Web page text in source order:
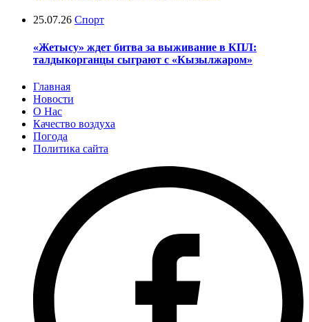
25.07.26 Спорт
«Жетысу» ждет битва за выживание в КПЛ:
талдыкорганцы сыграют с «Кызылжаром»
Главная
Новости
О Нас
Качество воздуха
Погода
Политика сайта